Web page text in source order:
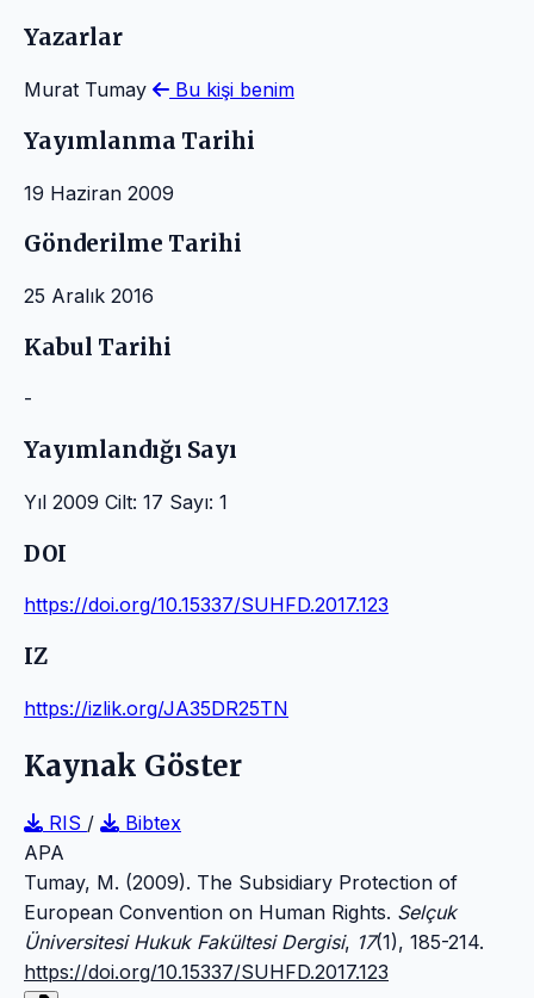
Yazarlar
Murat Tumay Bu kişi benim
Yayımlanma Tarihi
19 Haziran 2009
Gönderilme Tarihi
25 Aralık 2016
Kabul Tarihi
-
Yayımlandığı Sayı
Yıl 2009 Cilt: 17 Sayı: 1
DOI
https://doi.org/10.15337/SUHFD.2017.123
IZ
https://izlik.org/JA35DR25TN
Kaynak Göster
RIS /
Bibtex
APA
Tumay, M. (2009). The Subsidiary Protection of
European Convention on Human Rights. Selçuk
Üniversitesi Hukuk Fakültesi Dergisi, 17(1), 185-214.
https://doi.org/10.15337/SUHFD.2017.123